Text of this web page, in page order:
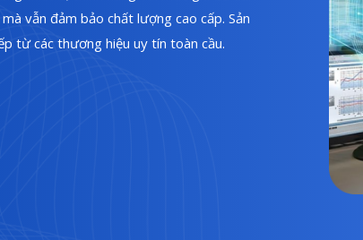
vẫn đảm bảo chất lượng cao cấp. Sản
từ các thương hiệu uy tín toàn cầu.